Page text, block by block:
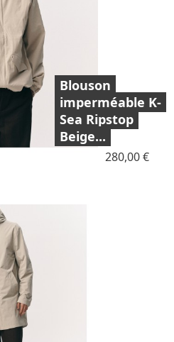
Blouson
imperméable K-
Sea Ripstop
Beige...
Prix
280,00 €